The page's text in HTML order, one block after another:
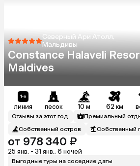
Северный Ари Атолл,
Мальдивы
Constance Halaveli
Maldives
линия песок 10 м 62 км
Отзывы за этот год
Премиальный
Собственный остров
Собственный
от 978 340 ₽
25 янв. - 31 янв., 6 ночей
Выгодные туры на соседние даты